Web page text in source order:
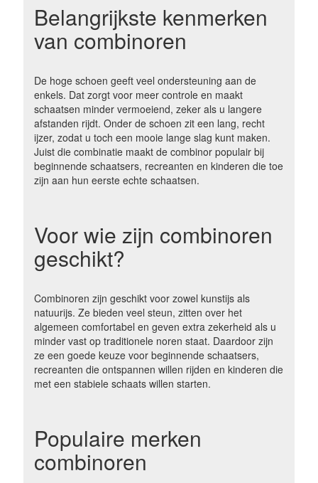
Belangrijkste kenmerken
van combinoren
De hoge schoen geeft veel ondersteuning aan de
enkels. Dat zorgt voor meer controle en maakt
schaatsen minder vermoeiend, zeker als u langere
afstanden rijdt. Onder de schoen zit een lang, recht
ijzer, zodat u toch een mooie lange slag kunt maken.
Juist die combinatie maakt de combinor populair bij
beginnende schaatsers, recreanten en kinderen die toe
zijn aan hun eerste echte schaatsen.
Voor wie zijn combinoren
geschikt?
Combinoren zijn geschikt voor zowel kunstijs als
natuurijs. Ze bieden veel steun, zitten over het
algemeen comfortabel en geven extra zekerheid als u
minder vast op traditionele noren staat. Daardoor zijn
ze een goede keuze voor beginnende schaatsers,
recreanten die ontspannen willen rijden en kinderen die
met een stabiele schaats willen starten.
Populaire merken
combinoren